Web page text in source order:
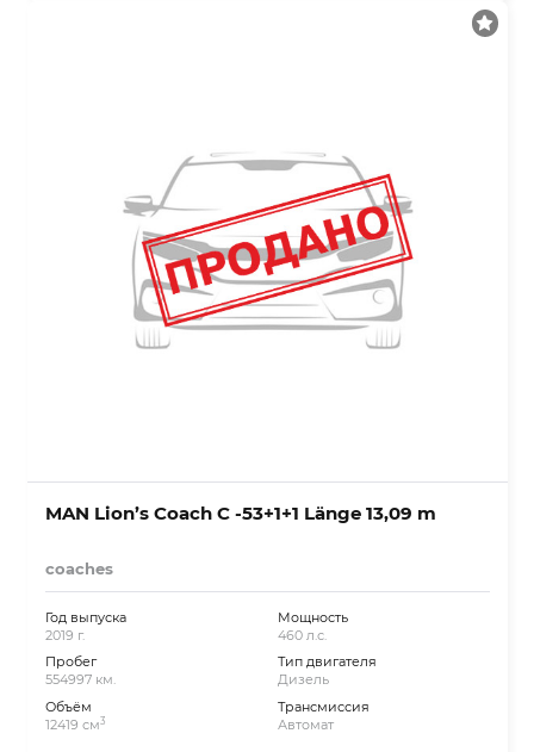
MAN Lion’s Coach C -53+1+1 Länge 13,09 m
coaches
Год выпуска
2019 г.
Пробег
554997 км.
Объём
12419 см3
Мощность
460 л.с.
Тип двигателя
Дизель
Трансмиссия
Автомат